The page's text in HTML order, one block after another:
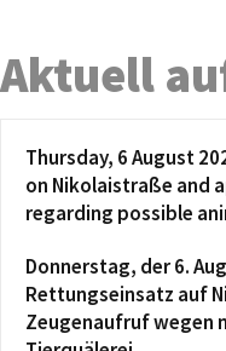
Aktuell
Thursday, 6 August
on Nikolaistraße and
regarding possible
Donnerstag, der 6.
Rettungseinsatz auf
Zeugenaufruf wegen